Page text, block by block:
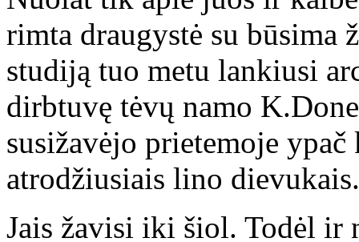
rimta draugystė su būsima
studiją tuo metu lankiusi
dirbtuvę tėvų namo
susižavėjo prietemoje
atrodžiusiais lino dievukais.
Jais žavisi iki šiol. Todėl ir